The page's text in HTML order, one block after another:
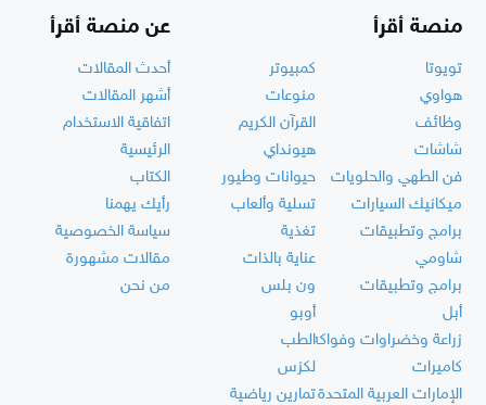
منصة أقرأ
تويوتا
كمبيوتر
هواوي
منوعات
وظائف
القرآن الكريم
شاشات
هيونداي
فن الطهي والحلويات
حيوانات وطيور
ميكانيك السيارات
تسلية وألعاب
برامج وتطبيقات
تغذية
شاومي
عناية بالذات
برامج وتطبيقات
ون بلس
أبل
أوبو
زراعة وخضراوات وفواكهالطب
كاميرات
لكزس
الإمارات العربية المتحدةتمارين رياضية
عن منصة أقرأ
أحدث المقالات
أشهر المقالات
اتفاقية الاستخدام
الرئيسية
الكتاب
رأيك يهمنا
سياسة الخصوصية
مقالات مشهورة
من نحن